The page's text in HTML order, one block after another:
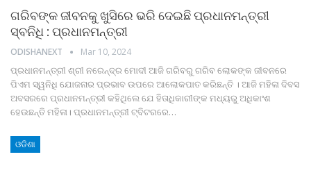
ଗରିବଙ୍କ ଜୀବନକୁ ଖୁସିରେ ଭରି ଦେଇଛି ପ୍ରଧାନମନ୍ତ୍ରୀ
ସ୍ବନିଧି : ପ୍ରଧାନମନ୍ତ୍ରୀ
ODISHANEXT Mar 10, 2024
ପ୍ରଧାନମନ୍ତ୍ରୀ ଶ୍ରୀ ନରେନ୍ଦ୍ର ମୋଦୀ ଆଜି ଗରିବରୁ ଗରିବ ଲୋକଙ୍କ ଜୀବନରେ
ପିଏମ ସ୍ୱନିଧି ଯୋଜନାର ପ୍ରଭାବ ଉପରେ ଆଲୋକପାତ କରିଛନ୍ତି । ଆଜି ମହିଳା ଦିବସ
ଅବସରରେ ପ୍ରଧାନମନ୍ତ୍ରୀ କହିଥିଲେ ଯେ ହିତାଧିକାରୀଙ୍କ ମଧ୍ୟରୁ ଅଧିକାଂଶ
ହେଉଛନ୍ତି ମହିଳା। ପ୍ରଧାନମନ୍ତ୍ରୀ ଟ୍ବିଟରରେ…
ଓଡିଶା